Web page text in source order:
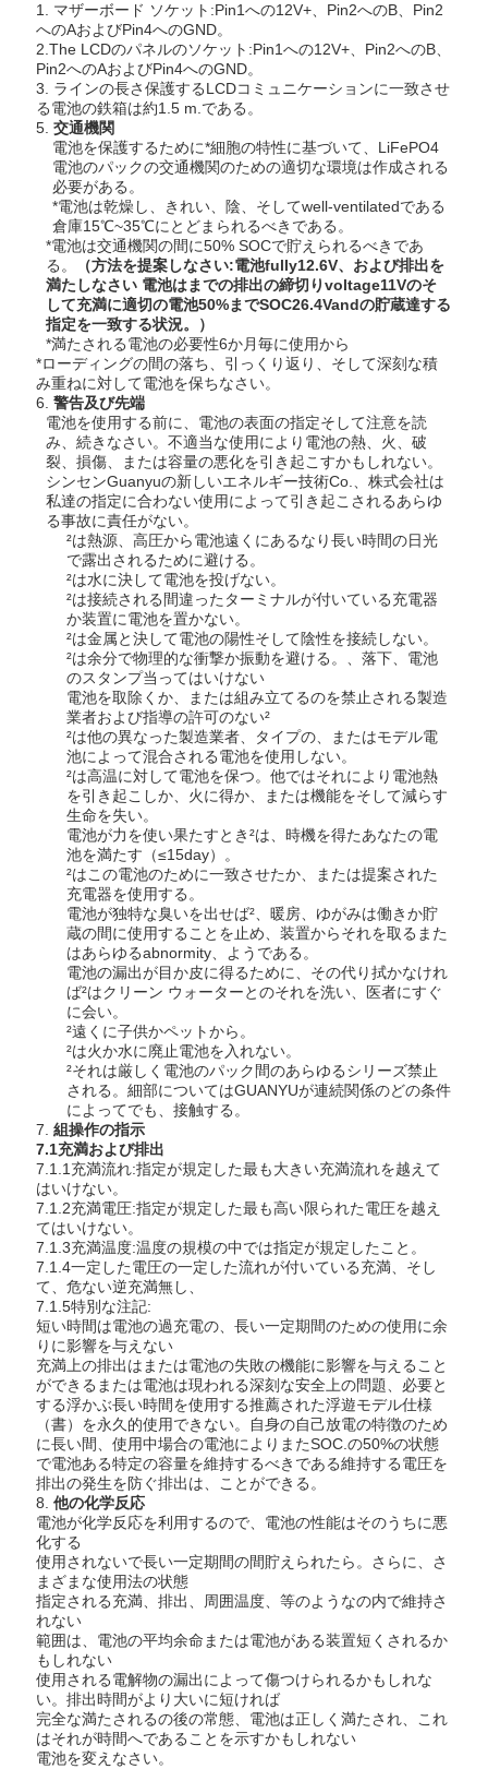
1. マザーボード ソケット:Pin1への12V+、Pin2へのB、Pin2
へのAおよびPin4へのGND。
2.The LCDのパネルのソケット:Pin1への12V+、Pin2へのB、
Pin2へのAおよびPin4へのGND。
3. ラインの長さ保護するLCDコミュニケーションに一致させ
る電池の鉄箱は約1.5 m.である。
5. 交通機関
電池を保護するために*細胞の特性に基づいて、LiFePO4
電池のパックの交通機関のための適切な環境は作成される
必要がある。
*電池は乾燥し、きれい、陰、そしてwell-ventilatedである
倉庫15℃~35℃にとどまられるべきである。
*電池は交通機関の間に50% SOCで貯えられるべきであ
る。
（方法を提案しなさい:電池fully12.6V、および排出を
満たしなさい 電池はまでの排出の締切りvoltage11Vのそ
して充満に適切の電池50%までSOC26.4Vandの貯蔵達する
指定を一致する状況。）
*満たされる電池の必要性6か月毎に使用から
*ローディングの間の落ち、引っくり返り、そして深刻な積
み重ねに対して電池を保ちなさい。
6. 警告及び先端
電池を使用する前に、電池の表面の指定そして注意を読
み、続きなさい。不適当な使用により電池の熱、火、破
裂、損傷、または容量の悪化を引き起こすかもしれない。
シンセンGuanyuの新しいエネルギー技術Co.、株式会社は
私達の指定に合わない使用によって引き起こされるあらゆ
る事故に責任がない。
²は熱源、高圧から電池遠くにあるなり長い時間の日光
で露出されるために避ける。
²は水に決して電池を投げない。
²は接続される間違ったターミナルが付いている充電器
か装置に電池を置かない。
²は金属と決して電池の陽性そして陰性を接続しない。
²は余分で物理的な衝撃か振動を避ける。、落下、電池
のスタンプ当ってはいけない
電池を取除くか、または組み立てるのを禁止される製造
業者および指導の許可のない²
²は他の異なった製造業者、タイプの、またはモデル電
池によって混合される電池を使用しない。
²は高温に対して電池を保つ。他ではそれにより電池熱
を引き起こしか、火に得か、または機能をそして減らす
生命を失い。
電池が力を使い果たすとき²は、時機を得たあなたの電
池を満たす（≤15day）。
²はこの電池のために一致させたか、または提案された
充電器を使用する。
電池が独特な臭いを出せば²、暖房、ゆがみは働きか貯
蔵の間に使用することを止め、装置からそれを取るまた
はあらゆるabnormity、ようである。
電池の漏出が目か皮に得るために、その代り拭かなけれ
ば²はクリーン ウォーターとのそれを洗い、医者にすぐ
に会い。
²遠くに子供かペットから。
²は火か水に廃止電池を入れない。
²それは厳しく電池のパック間のあらゆるシリーズ禁止
される。細部についてはGUANYUが連続関係のどの条件
によってでも、接触する。
7. 組操作の指示
7.1充満および排出
7.1.1充満流れ:指定が規定した最も大きい充満流れを越えて
はいけない。
7.1.2充満電圧:指定が規定した最も高い限られた電圧を越え
てはいけない。
7.1.3充満温度:温度の規模の中では指定が規定したこと。
7.1.4一定した電圧の一定した流れが付いている充満、そし
て、危ない逆充満無し、
7.1.5特別な注記:
短い時間は電池の過充電の、長い一定期間のための使用に余
りに影響を与えない
充満上の排出はまたは電池の失敗の機能に影響を与えること
ができるまたは電池は現われる深刻な安全上の問題、必要と
する浮かぶ長い時間を使用する推薦された浮遊モデル仕様
（書）を永久的使用できない。自身の自己放電の特徴のため
に長い間、使用中場合の電池によりまたSOC.の50%の状態
で電池ある特定の容量を維持するべきである維持する電圧を
排出の発生を防ぐ排出は、ことができる。
8. 他の化学反応
電池が化学反応を利用するので、電池の性能はそのうちに悪
化する
使用されないで長い一定期間の間貯えられたら。さらに、さ
まざまな使用法の状態
指定される充満、排出、周囲温度、等のようなの内で維持さ
れない
範囲は、電池の平均余命または電池がある装置短くされるか
もしれない
使用される電解物の漏出によって傷つけられるかもしれな
い。排出時間がより大いに短ければ
完全な満たされるの後の常態、電池は正しく満たされ、これ
はそれが時間へであることを示すかもしれない
電池を変えなさい。